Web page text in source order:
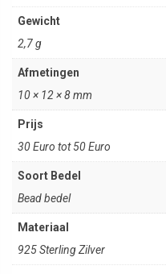
Gewicht
2,7 g
Afmetingen
10 × 12 × 8 mm
Prijs
30 Euro tot 50 Euro
Soort Bedel
Bead bedel
Materiaal
925 Sterling Zilver